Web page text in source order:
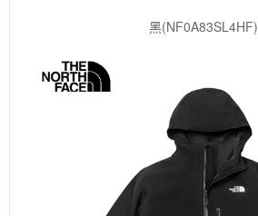
黑(NF0A83SL4HF)